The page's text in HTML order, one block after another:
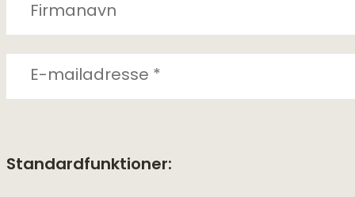
Standardfunktioner: